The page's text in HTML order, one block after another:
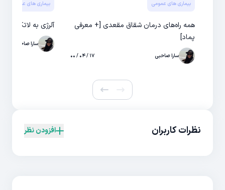
بیماری های عمومی
همه راه‌های درمان شقاق مقعدی [+ معرفی
پماد]
سارا صاحبی ۱۷ / ۰۴ / ۰۰
بیماری های عمومی
آلرژی به لاتکس
سارا صاحبی
نظرات کاربران افزودن نظر